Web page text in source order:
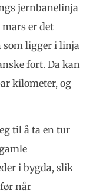
jernbanelinja
mars er det
som ligger i linja
fort. Da kan
kilometer, og
til å ta en tur
i bygda, slik
når